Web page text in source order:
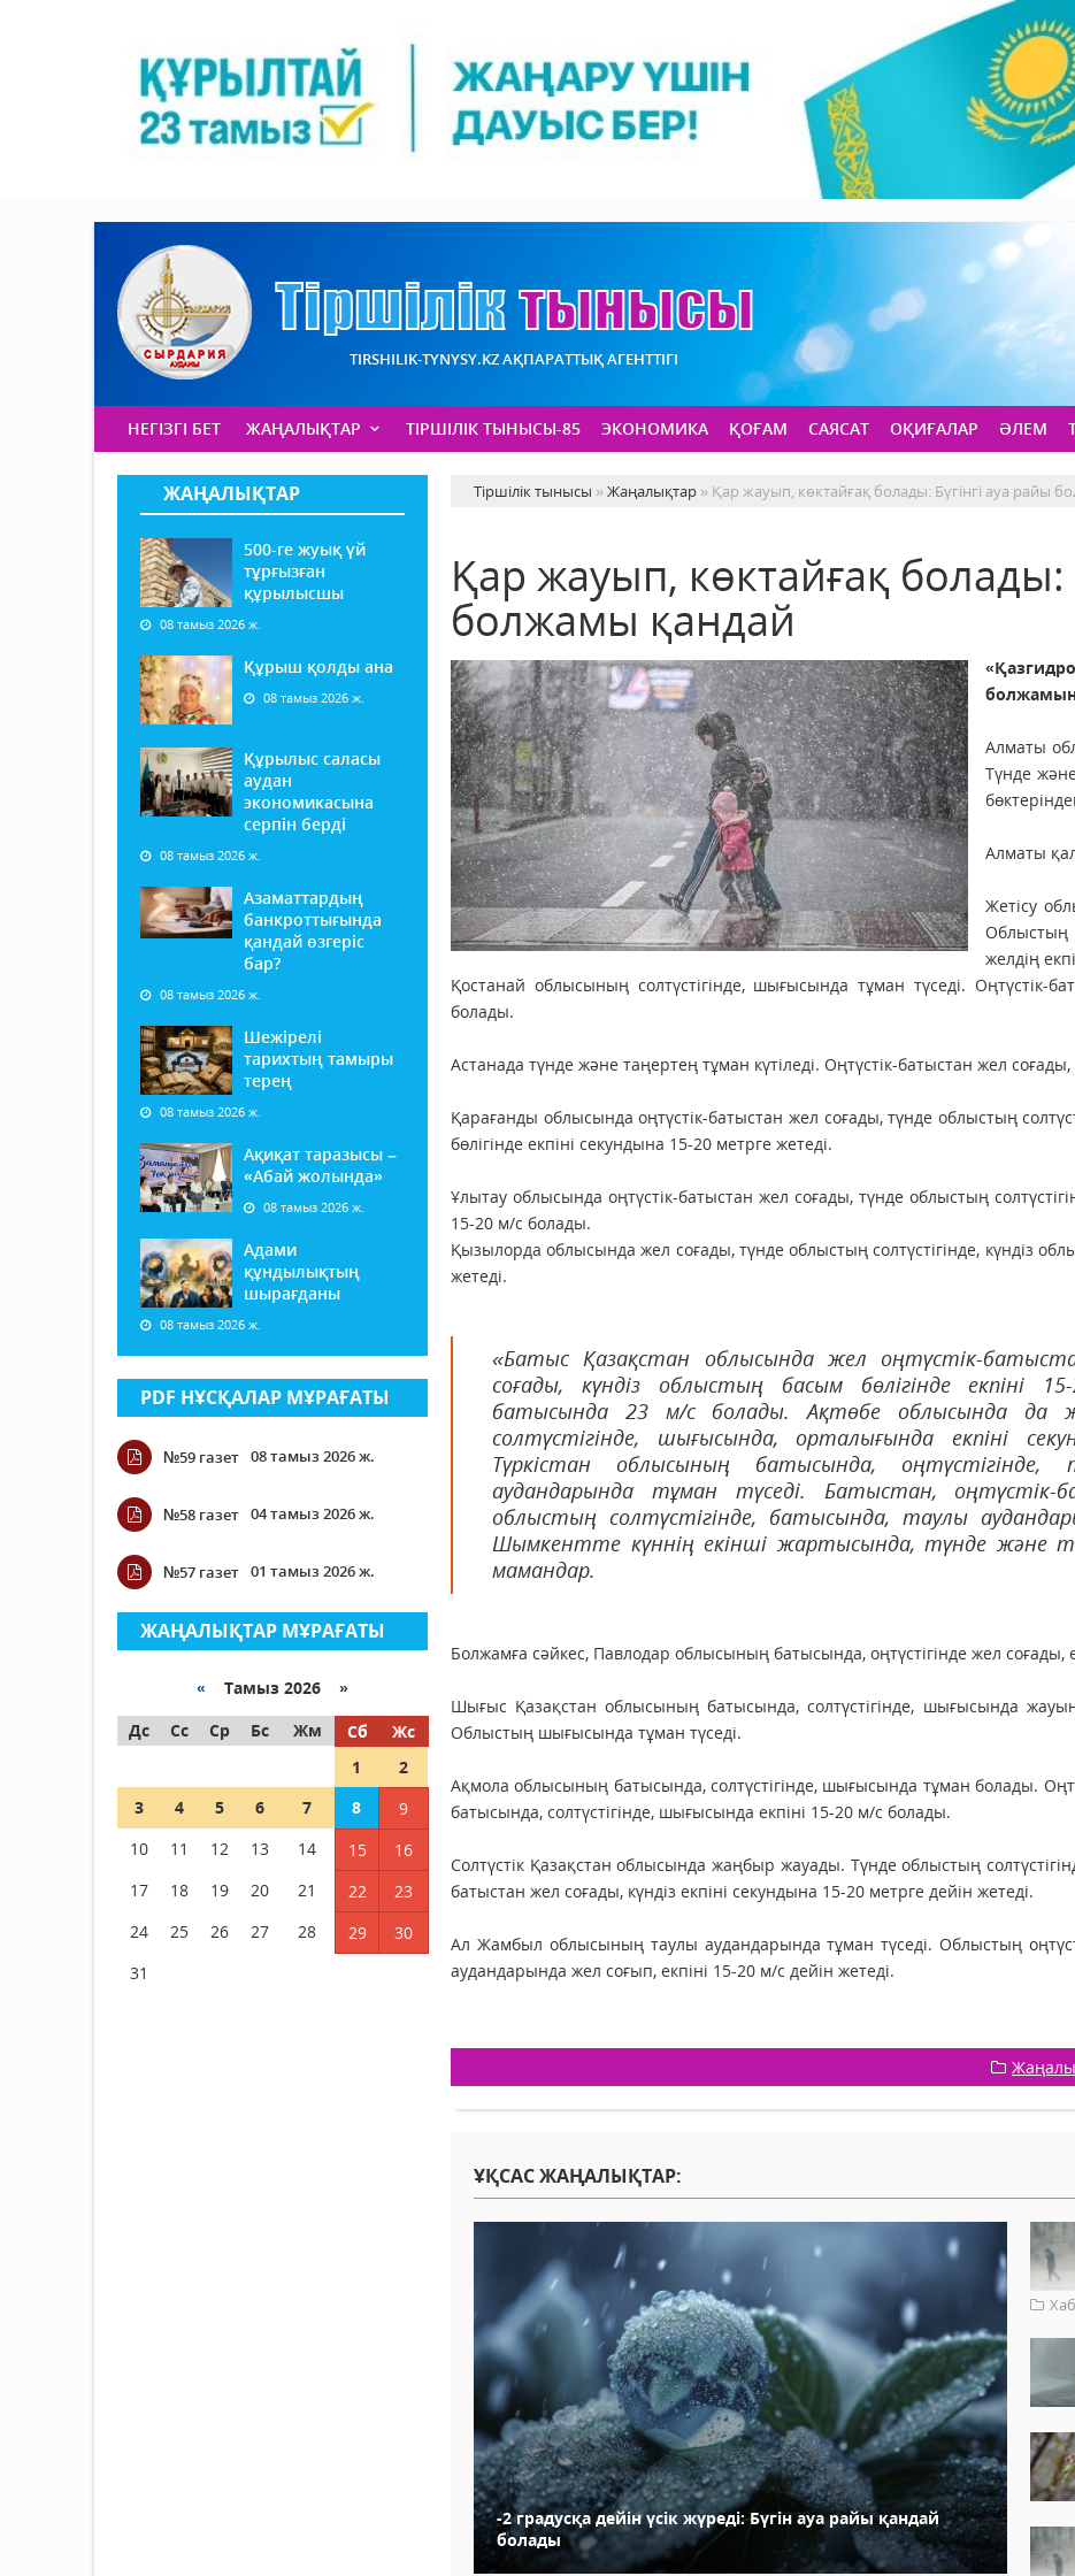
TIRSHILIK-TYNYSY.KZ АҚПАРАТТЫҚ АГЕНТТІГІ
НЕГІЗГІ БЕТ ЖАҢАЛЫҚТАР ТІРШІЛІК ТЫНЫСЫ-85 ЭКОНОМИКА ҚОҒАМ САЯСАТ ОҚИҒАЛАР ӘЛЕМ
ЖАҢАЛЫҚТАР
500-ге жуық үй
тұрғызған
құрылысшы
08 тамыз 2026 ж.
Құрыш қолды ана
08 тамыз 2026 ж.
Құрылыс саласы
аудан
экономикасына
серпін берді
08 тамыз 2026 ж.
Азаматтардың
банкроттығында
қандай өзгеріс
бар?
08 тамыз 2026 ж.
Шежірелі
тарихтың тамыры
терең
08 тамыз 2026 ж.
Ақиқат таразысы –
«Абай жолында»
08 тамыз 2026 ж.
Адами
құндылықтың
шырағданы
08 тамыз 2026 ж.
PDF НҰСҚАЛАР МҰРАҒАТЫ
№59 газет 08 тамыз 2026 ж.
№58 газет 04 тамыз 2026 ж.
№57 газет 01 тамыз 2026 ж.
ЖАҢАЛЫҚТАР МҰРАҒАТЫ
« Тамыз 2026 »
Дс
Сс Ср Бс Жм Сб
Жс
1
2
3
4 5 6 7 8
9
10
11 12 13 14 15
16
17
18 19 20 21 22
23
24
25 26 27 28 29
30
31
Тіршілік тынысы »Жаңалықтар » Қар жауып, көктайғақ болады: Бүгінгі ауа райы
Қар жауып, көктайғақ болады:
болжамы қандай
Алматы
Түнде
Алматы
Жетісу
желдің
Қостанай облысының солтүстігінде, шығысында тұман түседі. Оңтүстік-
болады.
Астанада түнде және таңертең тұман күтіледі. Оңтүстік-батыстан жел
Қарағанды облысында оңтүстік-батыстан жел соғады, түнде облыстың
бөлігінде екпіні секундына 15-20 метрге жетеді.
Ұлытау облысында оңтүстік-батыстан жел соғады, түнде облыстың
15-20 м/с болады.
Қызылорда облысында жел соғады, түнде облыстың солтүстігінде, күндіз
жетеді.
«Батыс Қазақстан облысында жел оңтүстік-
соғады, күндіз облыстың басым бөлігінде екпіні
батысында 23 м/с болады. Ақтөбе облысында да
солтүстігінде, шығысында, орталығында екпіні
Түркістан облысының батысында,
аудандарында тұман түседі. Батыстан, оңтүстік-
облыстың солтүстігінде, батысында, таулы
Шымкентте күннің екінші жартысында, түнде және
мамандар.
Болжамға сәйкес, Павлодар облысының батысында, оңтүстігінде жел соғады,
Шығыс Қазақстан облысының батысында, солтүстігінде, шығысында
Облыстың шығысында тұман түседі.
Ақмола облысының батысында, солтүстігінде, шығысында тұман болады.
батысында, солтүстігінде, шығысында екпіні 15-20 м/с болады.
Солтүстік Қазақстан облысында жаңбыр жауады. Түнде облыстың
батыстан жел соғады, күндіз екпіні секундына 15-20 метрге дейін жетеді.
Ал Жамбыл облысының таулы аудандарында тұман түседі. Облыстың
аудандарында жел соғып, екпіні 15-20 м/с дейін жетеді.
ҰҚСАС ЖАҢАЛЫҚТАР:
-2 градусқа дейін үсік жүреді: Бүгін ауа райы қандай
болады